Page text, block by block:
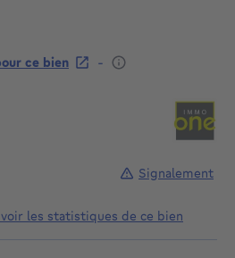
ce bien
-
les statistiques de ce bien
Signalement